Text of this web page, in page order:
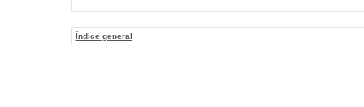
Índice general